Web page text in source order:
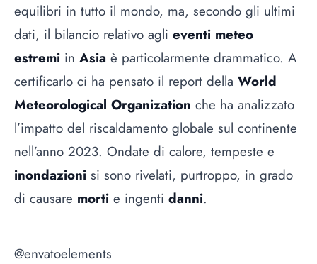
equilibri in tutto il mondo, ma, secondo gli ultimi
dati, il bilancio relativo agli eventi meteo
estremi in Asia è particolarmente drammatico. A
certificarlo ci ha pensato il report della World
Meteorological Organization che ha analizzato
l’impatto del riscaldamento globale sul continente
nell’anno 2023. Ondate di calore, tempeste e
inondazioni si sono rivelati, purtroppo, in grado
di causare morti e ingenti danni.
@envatoelements